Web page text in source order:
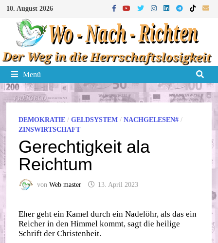
Zum
Inhalt
springen
10. August 2026
Menü
DEMOKRATIE /GELDSYSTEM /NACHGELESEN# /
ZINSWIRTSCHAFT
Gerechtigkeit ala
Reichtum
vonWeb master 13. April 2023
Eher geht ein Kamel durch ein Nadelöhr, als das ein
Reicher in den Himmel kommt, sagt die heilige
Schrift der Christenheit.